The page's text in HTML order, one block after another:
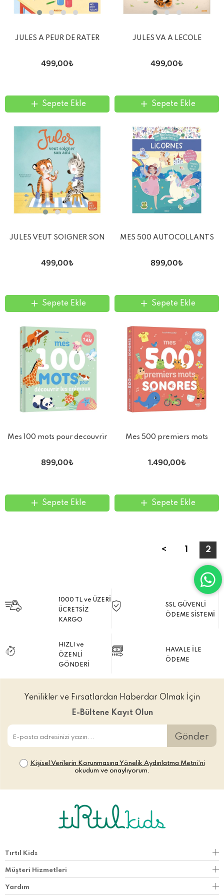
JULES A PEUR DE RATER
499,00₺
Sepete Ekle
JULES VA A LECOLE
499,00₺
Sepete Ekle
JULES VEUT SOIGNER SON
499,00₺
Sepete Ekle
MES 500 AUTOCOLLANTS
899,00₺
Sepete Ekle
Mes 100 mots pour decouvrir
899,00₺
Sepete Ekle
Mes 500 premiers mots
1.490,00₺
Sepete Ekle
< 2
1000 TL ve ÜZERİ
ÜCRETSİZ
KARGO
SSL GÜVENLİ
ÖDEME SİSTEMİ
HIZLI ve
ÖZENLİ
GÖNDERİ
HAVALE İLE
ÖDEME
Yenilikler ve Fırsatlardan Haberdar Olmak İçin
E-Bültene Kayıt Olun
Gönder
Kişisel Verilerin Korunmasına Yönelik Aydınlatma Metni’ni
okudum ve onaylıyorum.
Tırtıl Kids
Müşteri Hizmetleri
Yardım